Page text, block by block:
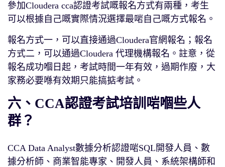
參加Cloudera cca認證考試嘅報名方式有兩種，考生
可以根據自己嘅實際情況選擇最啱自己嘅方式報名。
報名方式一，可以直接通過Cloudera官網報名；報名
方式二，可以通過Cloudera 代理機構報名。註意，從
報名成功嗰日起，考試時間一年有效，過期作廢，大
家務必要喺有效期只能搞掂考試。
六、CCA認證考試培訓啱嗰些人
群？
CCA Data Analyst數據分析認證啱SQL開發人員、數
據分析師、商業智能專家、開發人員、系統架構師和